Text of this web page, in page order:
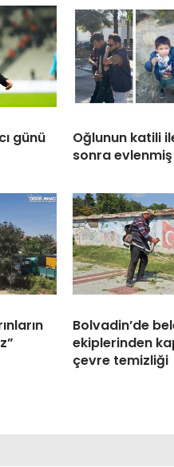
günü
Oğlunun katili
sonra evlenmiş
Bolvadin’de
ekiplerinden
çevre temizliği